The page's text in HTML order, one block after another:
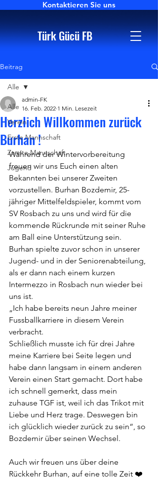
Türk Gücü FB
Kontaktieren Sie uns
Beitrag
Alle
Verein
Erste Mannschaft
Zweite Mannschaft
Jugend
Alle
Herzlich Willkommen zurück
Burhan !
admin-FK
16. Feb. 2022 1 Min. Lesezeit
Während der Wintervorbereitung
freuen wir uns Euch einen alten
Bekannten bei unserer Zweiten
vorzustellen. Burhan Bozdemir, 25-
jähriger Mittelfeldspieler, kommt vom
SV Rosbach zu uns und wird für die
kommende Rückrunde mit seiner Ruhe
am Ball eine Unterstützung sein.
Burhan spielte zuvor schon in unserer
Jugend- und in der Seniorenabteilung,
als er dann nach einem kurzen
Intermezzo in Rosbach nun wieder bei
uns ist.
„Ich habe bereits neun Jahre meiner
Fussballkarriere in diesem Verein
verbracht.
Schließlich musste ich für drei Jahre
meine Karriere bei Seite legen und
habe dann langsam in einem anderen
Verein einen Start gemacht. Dort habe
ich schnell gemerkt, dass mein
zuhause TGF ist, weil ich das Trikot mit
Liebe und Herz trage. Deswegen bin
ich glücklich wieder zurück zu sein“, so
Bozdemir über seinen Wechsel.
Auch wir freuen uns über deine
Rückkehr Burhan, auf eine tolle Zeit ❤️